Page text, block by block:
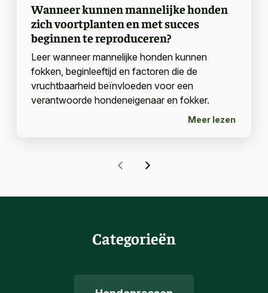
Wanneer kunnen mannelijke honden
zich voortplanten en met succes
beginnen te reproduceren?
Leer wanneer mannelijke honden kunnen
fokken, beginleeftijd en factoren die de
vruchtbaarheid beïnvloeden voor een
verantwoorde hondeneigenaar en fokker.
Meer lezen
Categorieën